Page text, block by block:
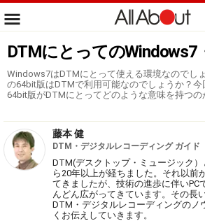
DTMにとってのWindows7
Windows7はDTMにとって使える環境なのでし
の64bit版はDTMで利用可能なのでしょうか？今
64bit版がDTMにとってどのような意味を持つの
藤本 健
DTM・デジタルレコーディング ガイド
DTM(デスクトップ・ミュージック
ら20年以上が経ちました。それ以前
てきましたが、技術の進歩に伴いPC
んどん広がってきています。その長
DTM・デジタルレコーディングのノ
くお伝えしていきます。